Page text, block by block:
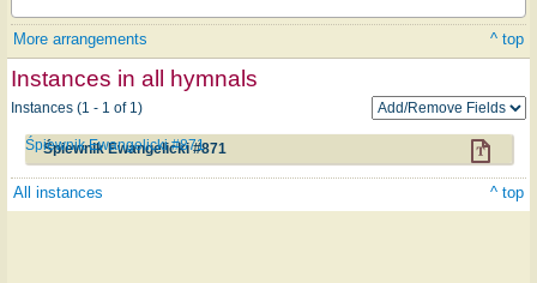
More arrangements ^ top
Instances in all hymnals
Instances (1 - 1 of 1)
Śpiewnik Ewangelicki #871
Śpiewnik Ewangelicki #871
All instances ^ top